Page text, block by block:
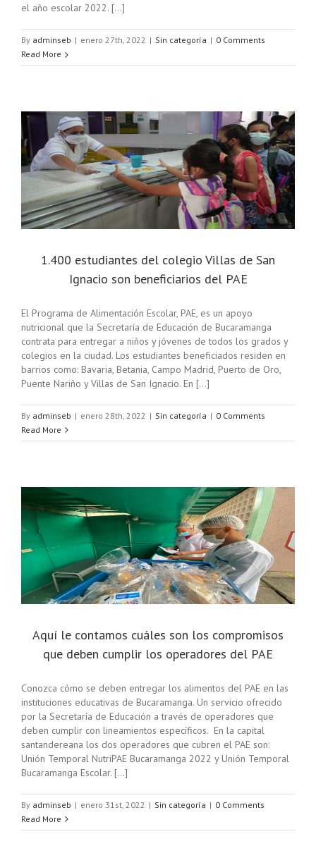
el año escolar 2022. [...]
By adminseb | enero 27th, 2022 | Sin categoría | 0 Comments
Read More
1.400 estudiantes del colegio Villas de San
Ignacio son beneficiarios del PAE
El Programa de Alimentación Escolar, PAE, es un apoyo
nutricional que la Secretaría de Educación de Bucaramanga
contrata para entregar a niños y jóvenes de todos los grados y
colegios en la ciudad. Los estudiantes beneficiados residen en
barrios como: Bavaria, Betania, Campo Madrid, Puerto de Oro,
Puente Nariño y Villas de San Ignacio. En [...]
By adminseb | enero 28th, 2022 | Sin categoría | 0 Comments
Read More
Aquí le contamos cuáles son los compromisos
que deben cumplir los operadores del PAE
Conozca cómo se deben entregar los alimentos del PAE en las
instituciones educativas de Bucaramanga. Un servicio ofrecido
por la Secretaría de Educación a través de operadores que
deben cumplir con lineamientos específicos. En la capital
santandereana los dos operadores que cubren el PAE son:
Unión Temporal NutriPAE Bucaramanga 2022 y Unión Temporal
Bucaramanga Escolar. [...]
By adminseb | enero 31st, 2022 | Sin categoría | 0 Comments
Read More